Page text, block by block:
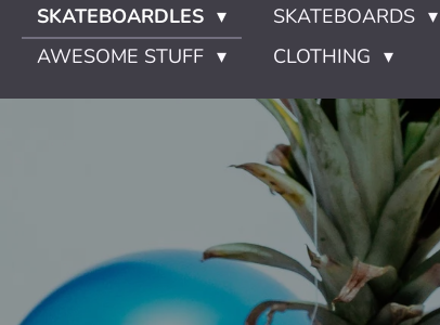
SKATEBOARDLES SKATEBOARDS
AWESOME STUFF
CLOTHING